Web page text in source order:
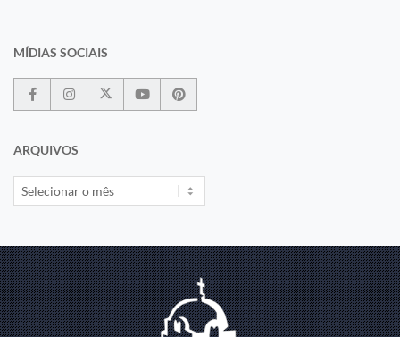
MÍDIAS SOCIAIS
ARQUIVOS